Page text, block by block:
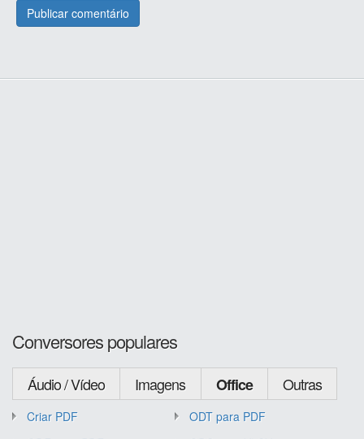
Conversores populares
Áudio / Vídeo Imagens Office Outras
Criar PDF
ODT para PDF